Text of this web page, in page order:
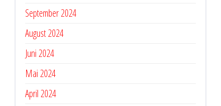
September 2024
August 2024
Juni 2024
Mai 2024
April 2024